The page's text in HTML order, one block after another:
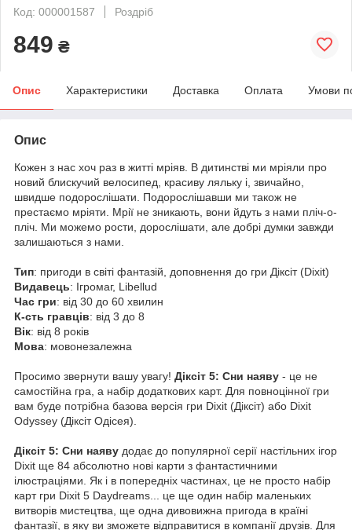
Код: 000001587
Роздріб
849 ₴
Опис Характеристики Доставка Оплата Умови
Опис
Кожен з нас хоч раз в житті мріяв. В дитинстві ми мріяли про
новий блискучий велосипед, красиву ляльку і, звичайно,
швидше подорослішати. Подорослішавши ми також не
престаємо мріяти. Мрії не зникають, вони йдуть з нами пліч-о-
пліч. Ми можемо рости, дорослішати, але добрі думки завжди
залишаються з нами.
Тип: пригоди в світі фантазій, доповнення до гри Діксіт (Dixit)
Видавець: Ігромаг, Libellud
Час гри: від 30 до 60 хвилин
К-сть гравців: від 3 до 8
Вік: від 8 років
Мова: мовонезалежна
Просимо звернути вашу увагу! Діксіт 5: Сни наяву - це не
самостійна гра, а набір додаткових карт. Для повноцінної гри
вам буде потрібна базова версія гри Dixit (Діксіт) або Dixit
Odyssey (Діксіт Одісея).
Діксіт 5: Сни наяву додає до популярної серії настільних ігор
Dixit ще 84 абсолютно нові карти з фантастичними
ілюстраціями. Як і в попередніх частинах, це не просто набір
карт гри Dixit 5 Daydreams... це ще один набір маленьких
витворів мистецтва, ще одна дивовижна пригода в країні
фантазії, в яку ви зможете відправитися в компанії друзів. Для